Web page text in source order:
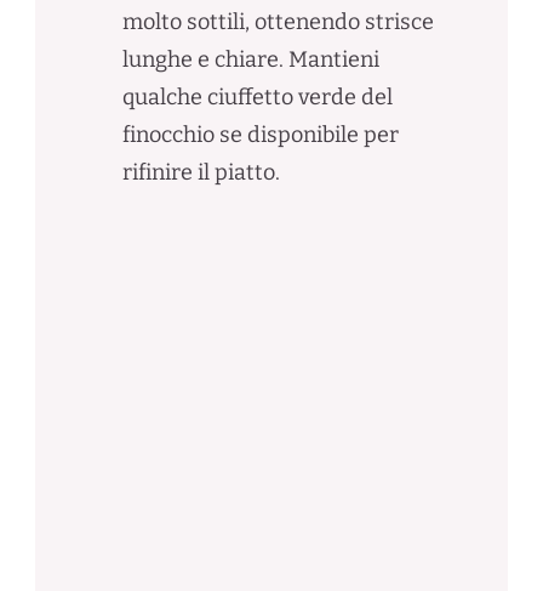
molto sottili, ottenendo strisce
lunghe e chiare. Mantieni
qualche ciuffetto verde del
finocchio se disponibile per
rifinire il piatto.